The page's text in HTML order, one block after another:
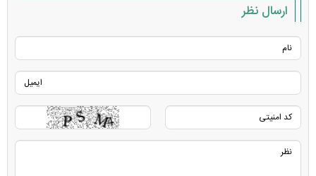
ارسال نظر